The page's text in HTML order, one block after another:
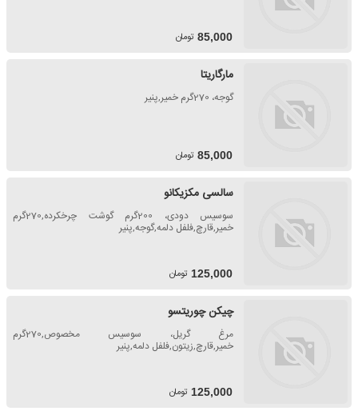
85,000 تومان
مارگاریتا
گوجه، 270گرم خمیر,پنیر
85,000 تومان
سالسی مکزیکانو
سوسیس دودی، 200گرم گوشت چرخکرده,270گرم
خمیر,قارچ,فلفل دلمه,گوجه,پنیر
125,000 تومان
چیکن چوریتسو
مرغ گریل، سوسیس مخصوص,270گرم
خمیر,قارچ,زیتون,فلفل دلمه,پنیر
125,000 تومان